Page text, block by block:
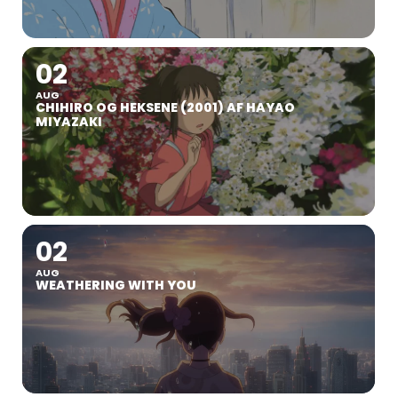
02
AUG
CHIHIRO OG HEKSENE (2001) AF HAYAO
MIYAZAKI
02
AUG
WEATHERING WITH YOU